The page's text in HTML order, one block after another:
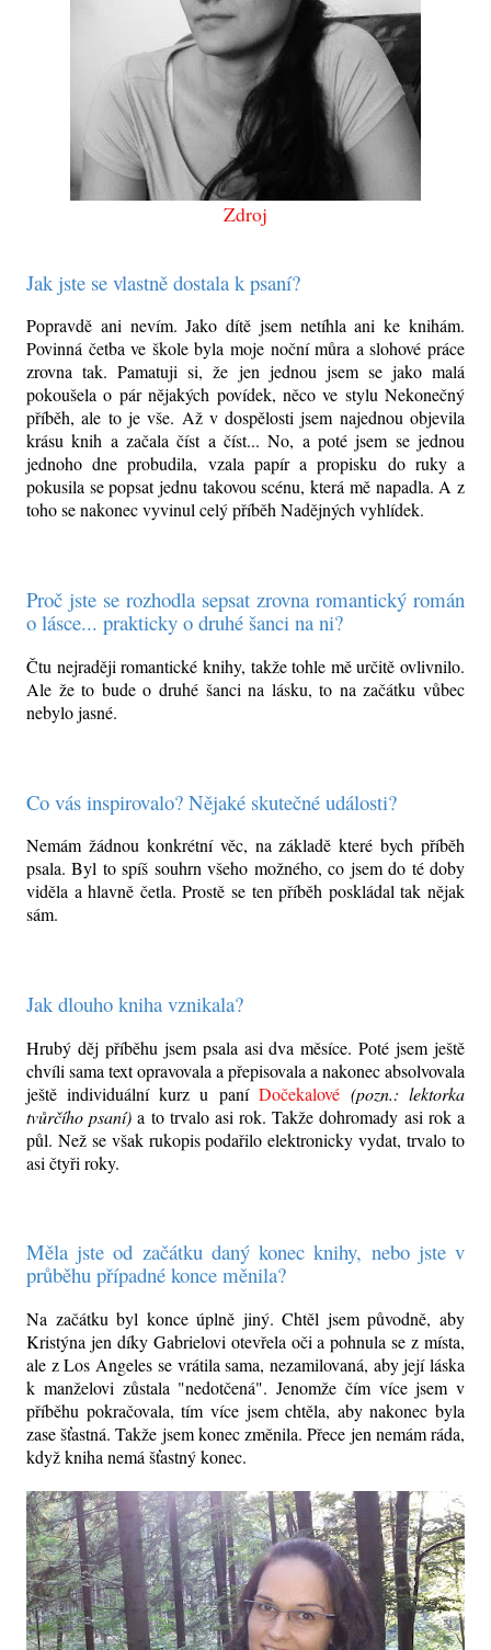
Zdroj
Jak jste se vlastně dostala k psaní?
Popravdě ani nevím. Jako dítě jsem netíhla ani ke knihám.
Povinná četba ve škole byla moje noční můra a slohové práce
zrovna tak. Pamatuji si, že jen jednou jsem se jako malá
pokoušela o pár nějakých povídek, něco ve stylu Nekonečný
příběh, ale to je vše. Až v dospělosti jsem najednou objevila
krásu knih a začala číst a číst... No, a poté jsem se jednou
jednoho dne probudila, vzala papír a propisku do ruky a
pokusila se popsat jednu takovou scénu, která mě napadla. A z
toho se nakonec vyvinul celý příběh Nadějných vyhlídek.
Proč jste se rozhodla sepsat zrovna romantický román
o lásce... prakticky o druhé šanci na ni?
Čtu nejraději romantické knihy, takže tohle mě určitě ovlivnilo.
Ale že to bude o druhé šanci na lásku, to na začátku vůbec
nebylo jasné.
Co vás inspirovalo? Nějaké skutečné události?
Nemám žádnou konkrétní věc, na základě které bych příběh
psala. Byl to spíš souhrn všeho možného, co jsem do té doby
viděla a hlavně četla. Prostě se ten příběh poskládal tak nějak
sám.
Jak dlouho kniha vznikala?
Hrubý děj příběhu jsem psala asi dva měsíce. Poté jsem ještě
chvíli sama text opravovala a přepisovala a nakonec absolvovala
ještě individuální kurz u paní Dočekalové (pozn.: lektorka
tvůrčího psaní) a to trvalo asi rok. Takže dohromady asi rok a
půl. Než se však rukopis podařilo elektronicky vydat, trvalo to
asi čtyři roky.
Měla jste od začátku daný konec knihy, nebo jste v
průběhu případné konce měnila?
Na začátku byl konce úplně jiný. Chtěl jsem původně, aby
Kristýna jen díky Gabrielovi otevřela oči a pohnula se z místa,
ale z Los Angeles se vrátila sama, nezamilovaná, aby její láska
k manželovi zůstala "nedotčená". Jenomže čím více jsem v
příběhu pokračovala, tím více jsem chtěla, aby nakonec byla
zase šťastná. Takže jsem konec změnila. Přece jen nemám ráda,
když kniha nemá šťastný konec.